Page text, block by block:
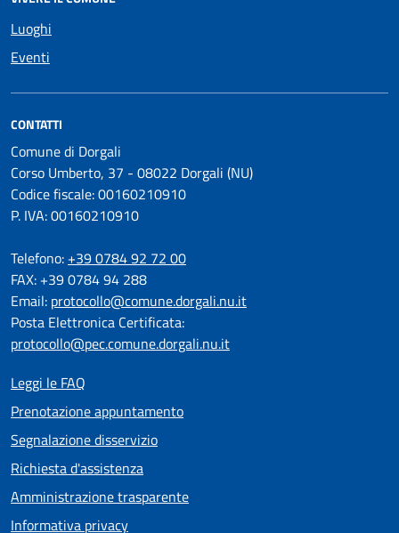
Luoghi
Eventi
CONTATTI
Comune di Dorgali
Corso Umberto, 37 - 08022 Dorgali (NU)
Codice fiscale: 00160210910
P. IVA: 00160210910
Telefono: +39 0784 92 72 00
FAX: +39 0784 94 288
Email: protocollo@comune.dorgali.nu.it
Posta Elettronica Certificata:
protocollo@pec.comune.dorgali.nu.it
Leggi le FAQ
Prenotazione appuntamento
Segnalazione disservizio
Richiesta d'assistenza
Amministrazione trasparente
Informativa privacy